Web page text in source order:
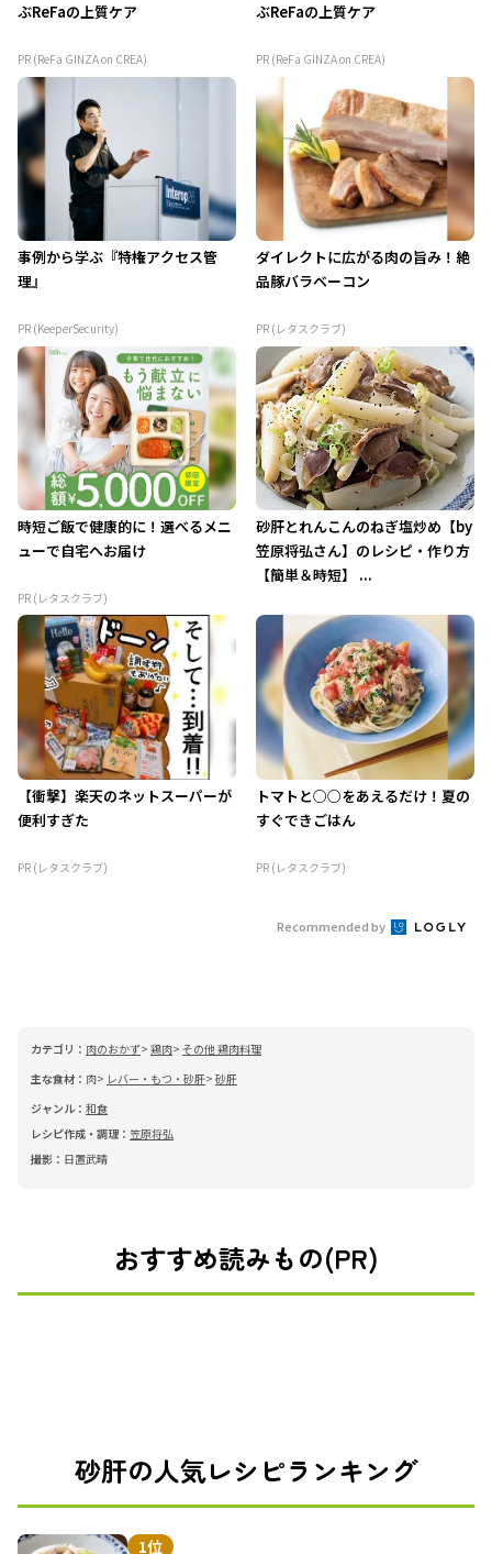
ぶReFaの上質ケア
PR (ReFa GINZA on CREA)
ぶReFaの上質ケア
PR (ReFa GINZA on CREA)
事例から学ぶ『特権アクセス管
理』
PR (KeeperSecurity)
ダイレクトに広がる肉の旨み！絶
品豚バラベーコン
PR (レタスクラブ)
時短ご飯で健康的に！選べるメニ
ューで自宅へお届け
PR (レタスクラブ)
砂肝とれんこんのねぎ塩炒め【by
笠原将弘さん】のレシピ・作り方
【簡単＆時短】 ...
【衝撃】楽天のネットスーパーが
便利すぎた
PR (レタスクラブ)
トマトと○○をあえるだけ！夏の
すぐできごはん
PR (レタスクラブ)
Recommended by
カテゴリ： 肉のおかず 鶏肉 その他 鶏肉料理
主な食材： 肉 レバー・もつ・砂肝 砂肝
ジャンル： 和食
レシピ作成・調理： 笠原将弘
撮影： 日置武晴
おすすめ読みもの(PR)
砂肝の人気レシピランキング
1位